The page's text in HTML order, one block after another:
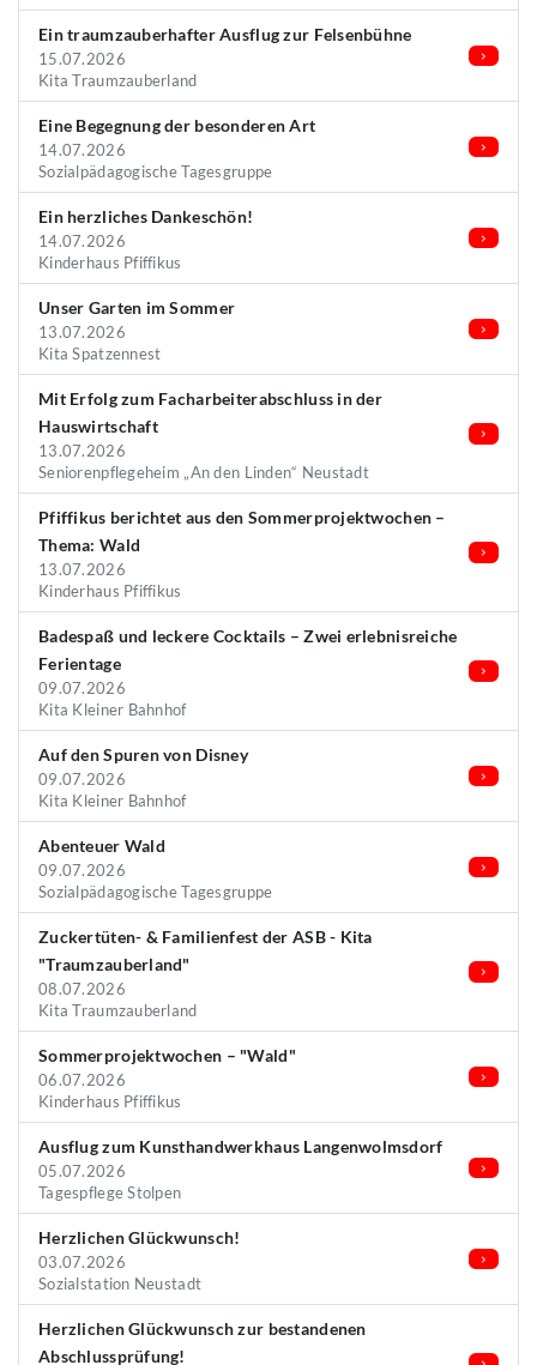
Ein traumzauberhafter Ausflug zur Felsenbühne
15.07.2026
Kita Traumzauberland
Eine Begegnung der besonderen Art
14.07.2026
Sozialpädagogische Tagesgruppe
Ein herzliches Dankeschön!
14.07.2026
Kinderhaus Pfiffikus
Unser Garten im Sommer
13.07.2026
Kita Spatzennest
Mit Erfolg zum Facharbeiterabschluss in der
Hauswirtschaft
13.07.2026
Seniorenpflegeheim „An den Linden“ Neustadt
Pfiffikus berichtet aus den Sommerprojektwochen –
Thema: Wald
13.07.2026
Kinderhaus Pfiffikus
Badespaß und leckere Cocktails – Zwei erlebnisreiche
Ferientage
09.07.2026
Kita Kleiner Bahnhof
Auf den Spuren von Disney
09.07.2026
Kita Kleiner Bahnhof
Abenteuer Wald
09.07.2026
Sozialpädagogische Tagesgruppe
Zuckertüten- & Familienfest der ASB - Kita
"Traumzauberland"
08.07.2026
Kita Traumzauberland
Sommerprojektwochen – "Wald"
06.07.2026
Kinderhaus Pfiffikus
Ausflug zum Kunsthandwerkhaus Langenwolmsdorf
05.07.2026
Tagespflege Stolpen
Herzlichen Glückwunsch!
03.07.2026
Sozialstation Neustadt
Herzlichen Glückwunsch zur bestandenen
Abschlussprüfung!